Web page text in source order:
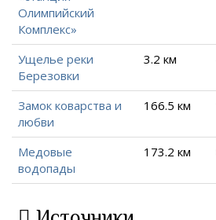
Олимпийский
Комплекс»
Ущелье реки
Березовки
3.2 км
Замок коварства и
любви
166.5 км
Медовые
водопады
173.2 км